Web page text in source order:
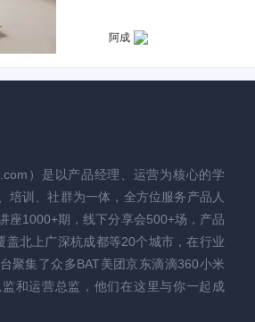
阿成
）是以产品经理、运营为核心的学
培训、社群为一体，全方位服务产品人
座1000+期，线下分享会500+场，产品
盖北上广深杭成都等20个城市，在行业
聚集了众多BAT美团京东滴滴360小米
和运营总监，他们在这里与你一起成